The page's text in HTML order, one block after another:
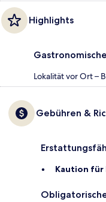
Highlights
Lokalität vor Ort –
Gebühren &
Kaution für